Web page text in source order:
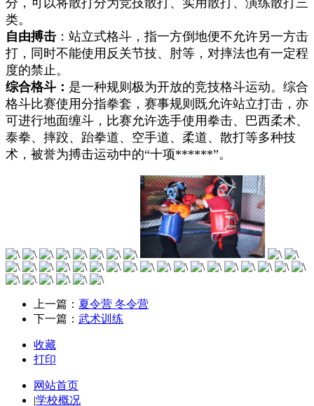
分，可以将散打分为竞技散打、实用散打、演练散打三
类。
自由搏击 ：站立式格斗，指一方倒地便不允许另一方击
打，同时不能使用反关节技、肘等，对摔法也有一定程
度的禁止。
综合格斗： 是一种规则极为开放的竞技格斗运动。综合
格斗比赛使用分指拳套，赛事规则既允许站立打击，亦
可进行地面缠斗，比赛允许选手使用拳击、巴西柔术、
泰拳、摔跤、跆拳道、空手道、柔道、散打等多种技
术，被誉为搏击运动中的“十项******”。
上一篇： 夏令营 冬令营
下一篇： 武术训练
收藏
打印
网站首页
|学校概况